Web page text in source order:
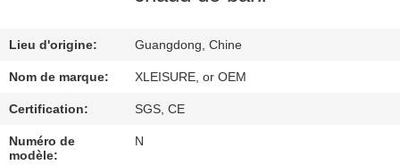
REQUEST
A
QUOTE
Lieu d'origine: Guangdong, Chine
Nom de marque: XLEISURE, or OEM
Certification: SGS, CE
Numéro de
modèle:
N